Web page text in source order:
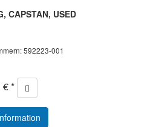
CAPSTAN, USED
592223-001
€ *